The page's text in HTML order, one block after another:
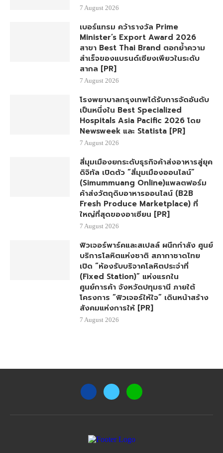
7 August 2026
ริยาด แอร์ เปิดจำหน่ายบัตรโดยสารเส้น
ทางบินตรงสู่กรุงเทพฯ เดินหน้าขยาย
เครือข่ายการบินทั่วเอเชีย [PR]
7 August 2026
เบอร์แทรม คว้ารางวัล Prime
Minister’s Export Award 2026
สาขา Best Thai Brand ตอกย้ำความ
สำเร็จของแบรนด์เซียงเพียวในระดับ
สากล [PR]
7 August 2026
โรงพยาบาลกรุงเทพได้รับการจัดอันดับ
เป็นหนึ่งใน Best Specialized
Hospitals Asia Pacific 2026 โดย
Newsweek และ Statista [PR]
7 August 2026
สี่มุมเมืองยกระดับธุรกิจค้าส่งอาหารสู่ยุค
ดิจิทัล เปิดตัว “สี่มุมเมืองออนไลน์”
(Simummuang Online)แพลตฟอร์ม
ค้าส่งวัตถุดิบอาหารออนไลน์ (B2B
Fresh Produce Marketplace) ที่
ใหญ่ที่สุดของอาเซียน [PR]
7 August 2026
ฟิวเจอร์พาร์คและสเปลล์ ผนึกกำลัง ศูนย์
บริการโลหิตแห่งชาติ สภากาชาดไทย
เปิด “ห้องรับบริจาคโลหิตประจำที่
(Fixed Station)” แห่งแรกใน
7 August 2026